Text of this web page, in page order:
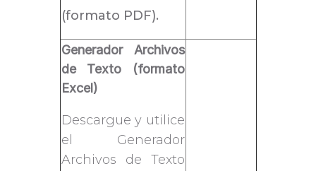
(formato PDF).
Generador Archivos
de Texto (formato
Excel)
Descargue y utilice
el Generador
Archivos de Texto